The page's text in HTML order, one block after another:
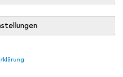
genaue Lieferzeit
Warenkorb